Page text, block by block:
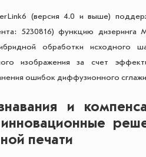
(версия 4.0 и выше)
5230816) функцию дизеринга
обработки исходного
изображения за счет
ошибок диффузионного
и
печати